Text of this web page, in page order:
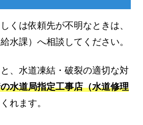
くは依頼先が不明なときは、
水課）へ相談してください。
、水道凍結・破裂の適切な対
水道局指定工事店（水道修理
れます。